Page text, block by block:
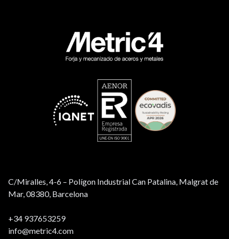
C/Miralles, 4-6 – Polígon Industrial Can Patalina, Malgrat de
Mar, 08380, Barcelona
+34 937653259
info@metric4.com